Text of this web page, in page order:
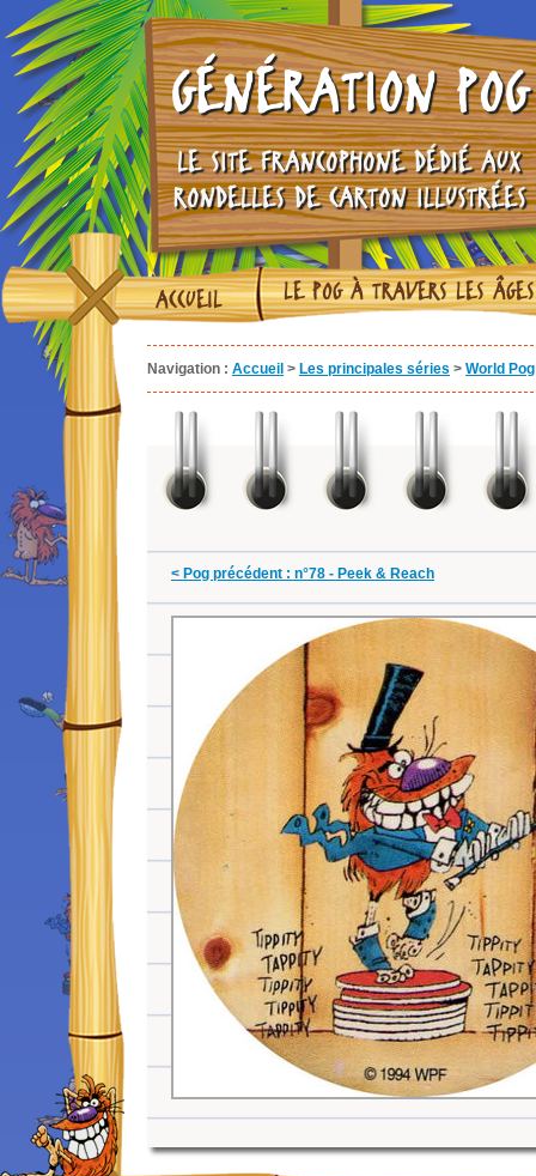
GÉNÉRATION POG
LE SITE FRANCOPHONE DÉDIÉ AUX
RONDELLES DE CARTON ILLUSTRÉES
ACCUEIL LE POG À TRAVERS LES ÂGES
Navigation : Accueil > Les principales séries > World
< Pog précédent : n°78 - Peek & Reach